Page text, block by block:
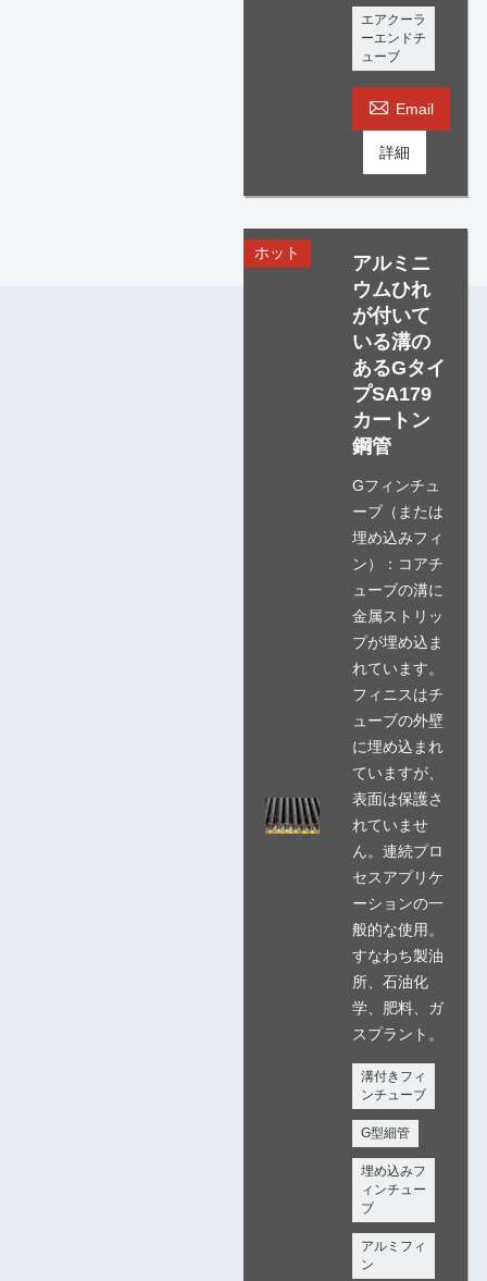
エアクーラ
ーエンドチ
ューブ
 Email
詳細
ホット
アルミニ
ウムひれ
が付いて
いる溝の
あるGタイ
プSA179
カートン
鋼管
Gフィンチュ
ーブ（または
埋め込みフィ
ン）：コアチ
ューブの溝に
金属ストリッ
プが埋め込ま
れています。
フィニスはチ
ューブの外壁
に埋め込まれ
ていますが、
表面は保護さ
れていませ
ん。連続プロ
セスアプリケ
ーションの一
般的な使用。
すなわち製油
所、石油化
学、肥料、ガ
スプラント。
溝付きフィ
ンチューブ
G型細管
埋め込みフ
ィンチュー
ブ
アルミフィ
ン